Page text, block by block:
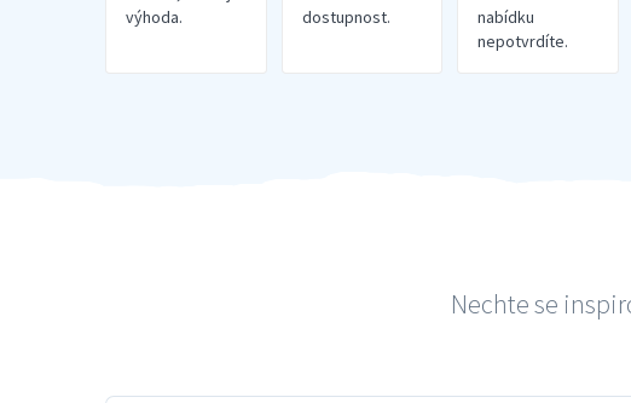
výhoda.
dostupnost.
nabídku
nepotvrdíte.
Nechte se